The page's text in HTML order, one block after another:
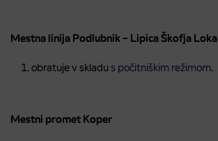
Mestna linija Podlubnik – Lipica Škofja Loka
obratuje v skladu s počitniškim režimom.
Mestni promet Koper